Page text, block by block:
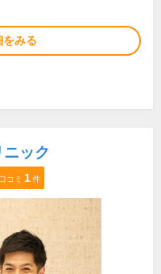
をみる
ック
口コミ 1件